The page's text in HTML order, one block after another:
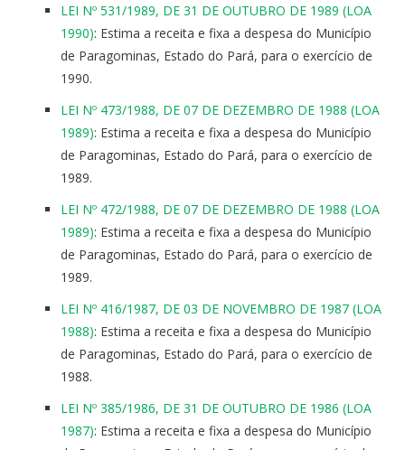
LEI Nº 531/1989, DE 31 DE OUTUBRO DE 1989 (LOA
1990): Estima a receita e fixa a despesa do Município
de Paragominas, Estado do Pará, para o exercício de
1990.
LEI Nº 473/1988, DE 07 DE DEZEMBRO DE 1988 (LOA
1989): Estima a receita e fixa a despesa do Município
de Paragominas, Estado do Pará, para o exercício de
1989.
LEI Nº 472/1988, DE 07 DE DEZEMBRO DE 1988 (LOA
1989): Estima a receita e fixa a despesa do Município
de Paragominas, Estado do Pará, para o exercício de
1989.
LEI Nº 416/1987, DE 03 DE NOVEMBRO DE 1987 (LOA
1988): Estima a receita e fixa a despesa do Município
de Paragominas, Estado do Pará, para o exercício de
1988.
LEI Nº 385/1986, DE 31 DE OUTUBRO DE 1986 (LOA
1987): Estima a receita e fixa a despesa do Município